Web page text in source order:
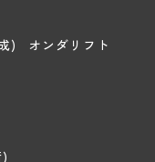
)
オンダリフト